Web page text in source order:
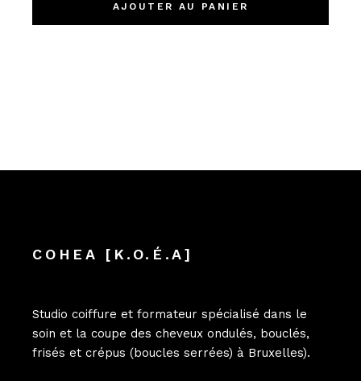
AJOUTER AU PANIER
COHEA [K.O.É.A]
Studio coiffure et formateur spécialisé dans le
soin et la coupe des cheveux ondulés, bouclés,
frisés et crépus (boucles serrées) à Bruxelles).